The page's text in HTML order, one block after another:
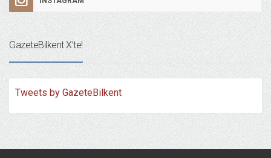
GazeteBilkent X’te!
Tweets by GazeteBilkent